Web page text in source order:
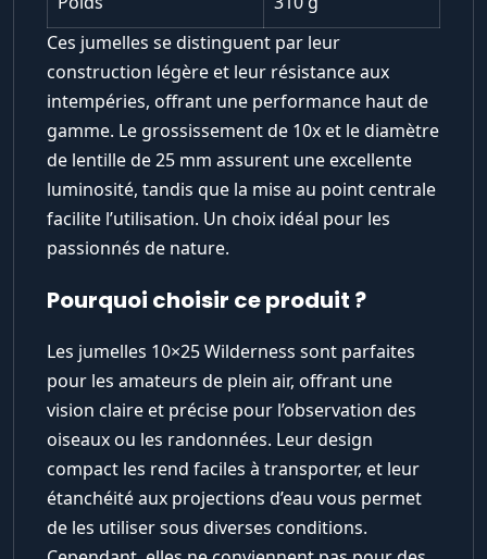
Ces jumelles se distinguent par leur
construction légère et leur résistance aux
intempéries, offrant une performance haut de
gamme. Le grossissement de 10x et le diamètre
de lentille de 25 mm assurent une excellente
luminosité, tandis que la mise au point centrale
facilite l’utilisation. Un choix idéal pour les
passionnés de nature.
Pourquoi choisir ce produit ?
Les jumelles 10×25 Wilderness sont parfaites
pour les amateurs de plein air, offrant une
vision claire et précise pour l’observation des
oiseaux ou les randonnées. Leur design
compact les rend faciles à transporter, et leur
étanchéité aux projections d’eau vous permet
de les utiliser sous diverses conditions.